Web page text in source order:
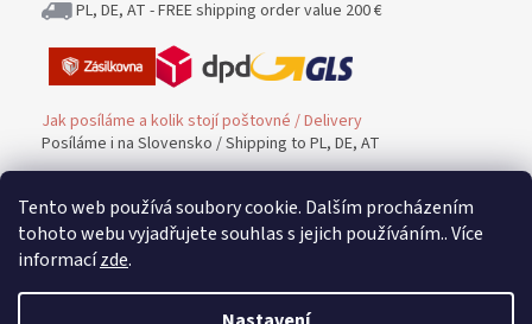
Tento web používá soubory cookie. Dalším procházením
tohoto webu vyjadřujete souhlas s jejich používáním.. Více
informacízde.
PL, DE, AT - FREE shipping order value 200 €
Jak posíláme a kolik stojí poštovné / Delivery
Posíláme i na Slovensko / Shipping to PL, DE, AT
Platba / PAYMENT
Možnost platby / Payment methods